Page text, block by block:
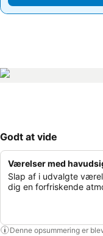
Godt at vide
Værelser med
Slap af i udvalgte
dig en forfriskende
Denne opsummering er